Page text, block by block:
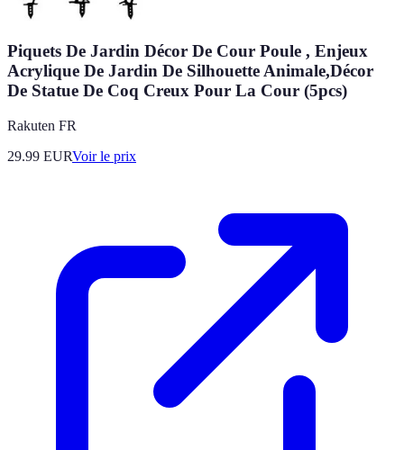
Piquets De Jardin Décor De Cour Poule , Enjeux
Acrylique De Jardin De Silhouette Animale,Décor
De Statue De Coq Creux Pour La Cour (5pcs)
Rakuten FR
29.99 EURVoir le prix